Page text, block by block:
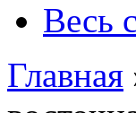
Весь
Главная